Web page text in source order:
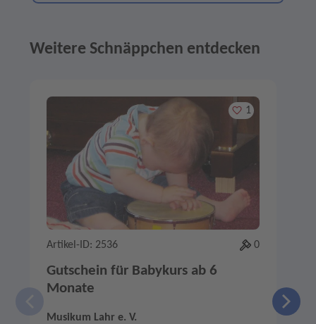
Weitere Schnäppchen entdecken
Merken
1
Artikel-ID: 2536 0
Gutschein für Babykurs ab 6
Monate
Musikum Lahr e. V.